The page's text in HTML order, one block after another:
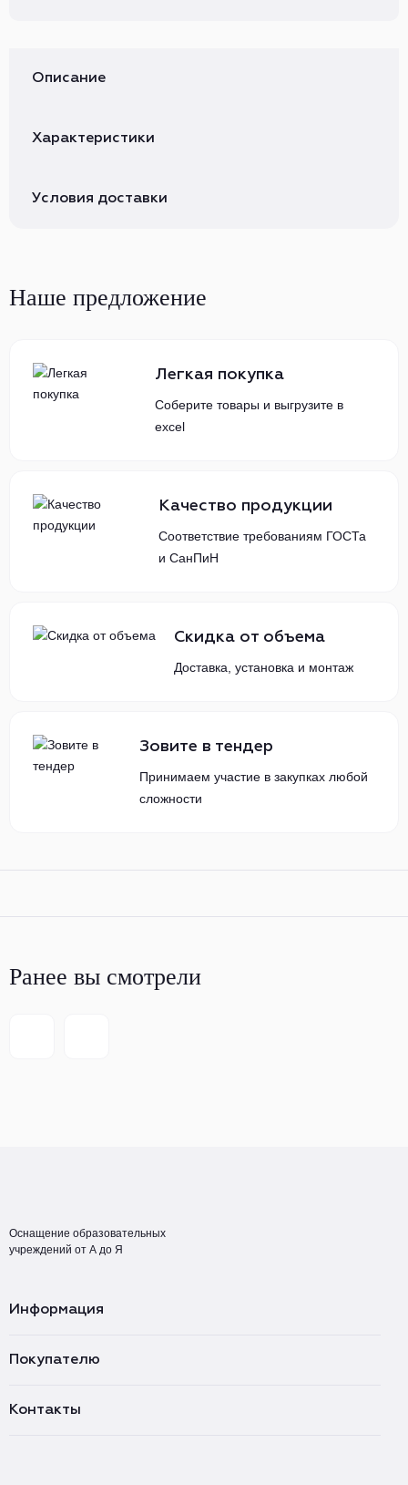
Описание
Характеристики
Условия доставки
Наше предложение
Легкая покупка
Соберите товары и выгрузите в
excel
Качество продукции
Соответствие требованиям ГОСТа
и СанПиН
Скидка от объема
Доставка, установка и монтаж
Зовите в тендер
Принимаем участие в закупках любой
сложности
Ранее вы смотрели
Оснащение образовательных
учреждений от А до Я
Информация
Покупателю
Контакты